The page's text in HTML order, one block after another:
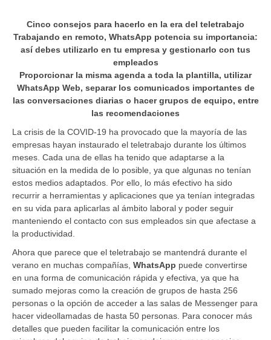
Cinco consejos para hacerlo en la era del teletrabajo
Trabajando en remoto, WhatsApp potencia su importancia:
así debes utilizarlo en tu empresa y gestionarlo con tus
empleados
Proporcionar la misma agenda a toda la plantilla, utilizar
WhatsApp Web, separar los comunicados importantes de
las conversaciones diarias o hacer grupos de equipo, entre
las recomendaciones
La crisis de la COVID-19 ha provocado que la mayoría de las
empresas hayan instaurado el teletrabajo durante los últimos
meses. Cada una de ellas ha tenido que adaptarse a la
situación en la medida de lo posible, ya que algunas no tenían
estos medios adaptados. Por ello, lo más efectivo ha sido
recurrir a herramientas y aplicaciones que ya tenían integradas
en su vida para aplicarlas al ámbito laboral y poder seguir
manteniendo el contacto con sus empleados sin que afectase a
la productividad.
Ahora que parece que el teletrabajo se mantendrá durante el
verano en muchas compañías, WhatsApp puede convertirse
en una forma de comunicación rápida y efectiva, ya que ha
sumado mejoras como la creación de grupos de hasta 256
personas o la opción de acceder a las salas de Messenger para
hacer videollamadas de hasta 50 personas. Para conocer más
detalles que pueden facilitar la comunicación entre los